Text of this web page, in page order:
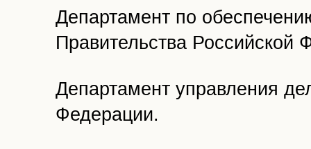
Департамент по
Правительства Российской
Департамент управления
Федерации.